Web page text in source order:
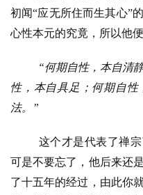
资
八
点
高
初闻“应无所住而生其心”
心性本元的究竟，所以他便
“何期自性，本自清
性，本自具足；何期自
法。”
这个才是代表了禅
可是不要忘了，他后来还
了十五年的经过，由此你